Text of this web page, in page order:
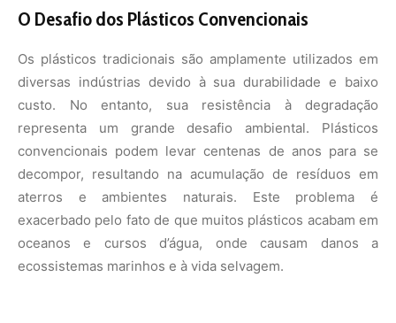
O Desafio dos Plásticos Convencionais
Os plásticos tradicionais são amplamente utilizados em
diversas indústrias devido à sua durabilidade e baixo
custo. No entanto, sua resistência à degradação
representa um grande desafio ambiental. Plásticos
convencionais podem levar centenas de anos para se
decompor, resultando na acumulação de resíduos em
aterros e ambientes naturais. Este problema é
exacerbado pelo fato de que muitos plásticos acabam em
oceanos e cursos d’água, onde causam danos a
ecossistemas marinhos e à vida selvagem.